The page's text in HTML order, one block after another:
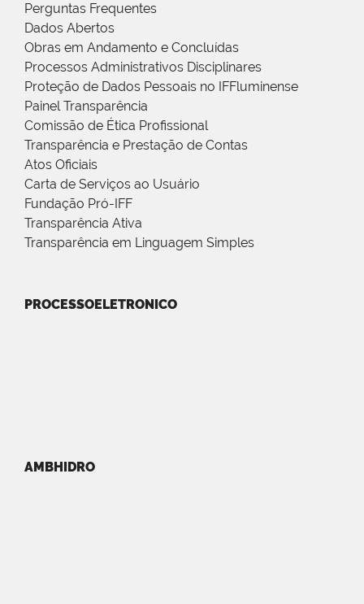
Perguntas Frequentes
Dados Abertos
Obras em Andamento e Concluídas
Processos Administrativos Disciplinares
Proteção de Dados Pessoais no IFFluminense
Painel Transparência
Comissão de Ética Profissional
Transparência e Prestação de Contas
Atos Oficiais
Carta de Serviços ao Usuário
Fundação Pró-IFF
Transparência Ativa
Transparência em Linguagem Simples
PROCESSOELETRONICO
AMBHIDRO